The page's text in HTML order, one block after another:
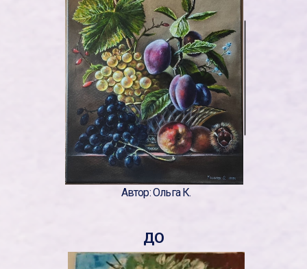
ДО
Автор: Ольга К.